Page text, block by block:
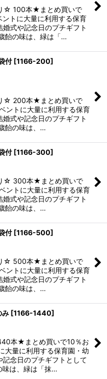
☆ 100本★まとめ買いで
トに大量に利用する保育
式や記念日のプチギフト
飴の味は、緑は「…
付 [1166-200]
☆ 200本★まとめ買いで
ントに大量に利用する保育
式や記念日のプチギフト
飴の味は、…
付 [1166-300]
☆ 300本★まとめ買いで
ントに大量に利用する保育
式や記念日のプチギフト
飴の味は、…
付 [1166-500]
☆ 500本★まとめ買いで
ントに大量に利用する保育
式や記念日のプチギフト
飴の味は、…
み [1166-1440]
本★まとめ買いで10％お
大量に利用する保育園・幼
念日のプチギフトとして
味は、緑は「抹…